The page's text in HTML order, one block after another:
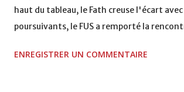
haut du tableau, le Fath creuse l'écart avec
poursuivants, le FUS a remporté la
2, Badr Kachani a ouvert la marque à la
ENREGISTRER UN COMMENTAIRE